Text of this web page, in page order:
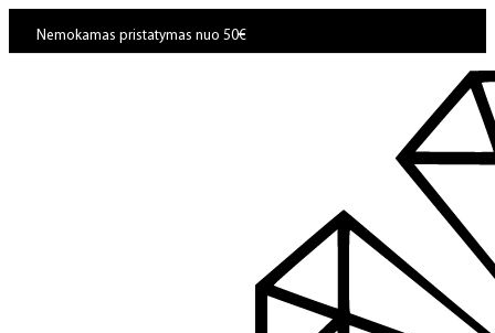
Nemokamas pristatymas nuo 50€